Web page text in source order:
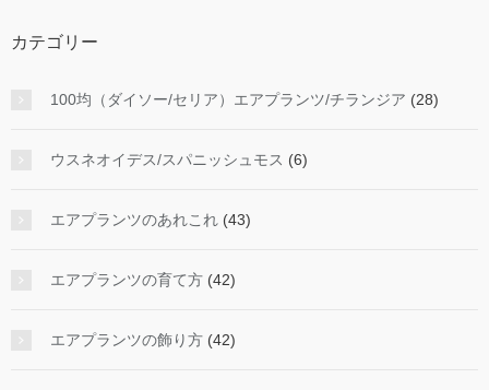
カテゴリー
100均（ダイソー/セリア）エアプランツ/チランジア (28)
ウスネオイデス/スパニッシュモス (6)
エアプランツのあれこれ (43)
エアプランツの育て方 (42)
エアプランツの飾り方 (42)